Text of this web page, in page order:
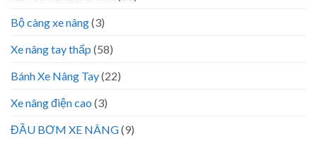
Bộ càng xe nâng(3)
Xe nâng tay thấp (58)
Bánh Xe Nâng Tay(22)
Xe nâng điện cao (3)
ĐẦU BƠM XE NÂNG(9)